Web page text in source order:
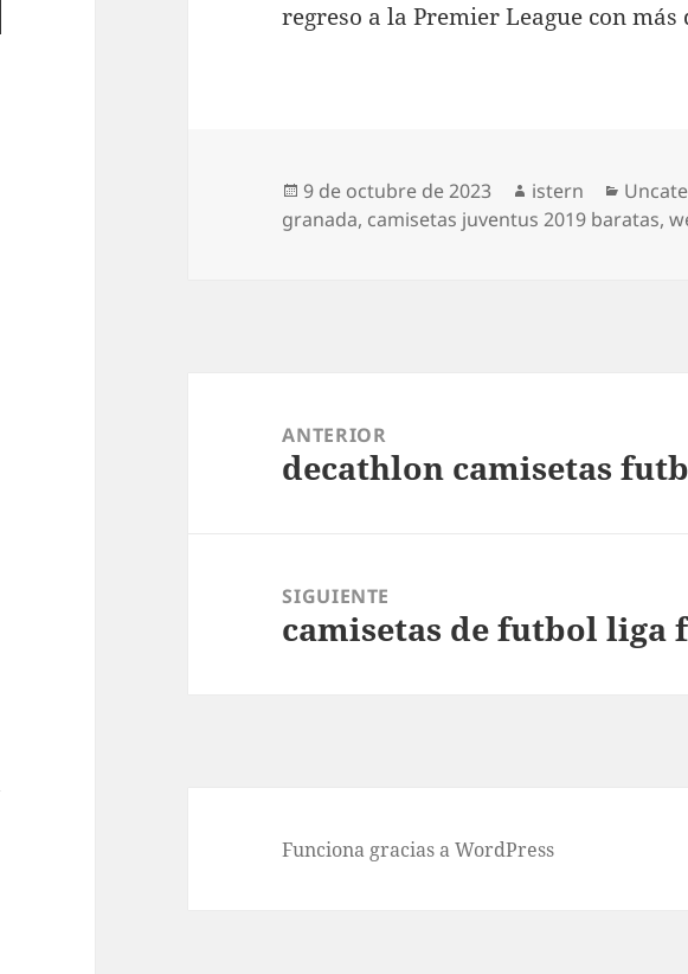
regreso a la Premier League con más
Publicado
el
9 de octubre de 2023 Autor
istern
granada, camisetas juventus 2019 baratas,
entradas
ANTERIOR
Entrada
decathlon camisetas
SIGUIENTE
Entrada
camisetas de futbol liga
Funciona gracias a WordPress